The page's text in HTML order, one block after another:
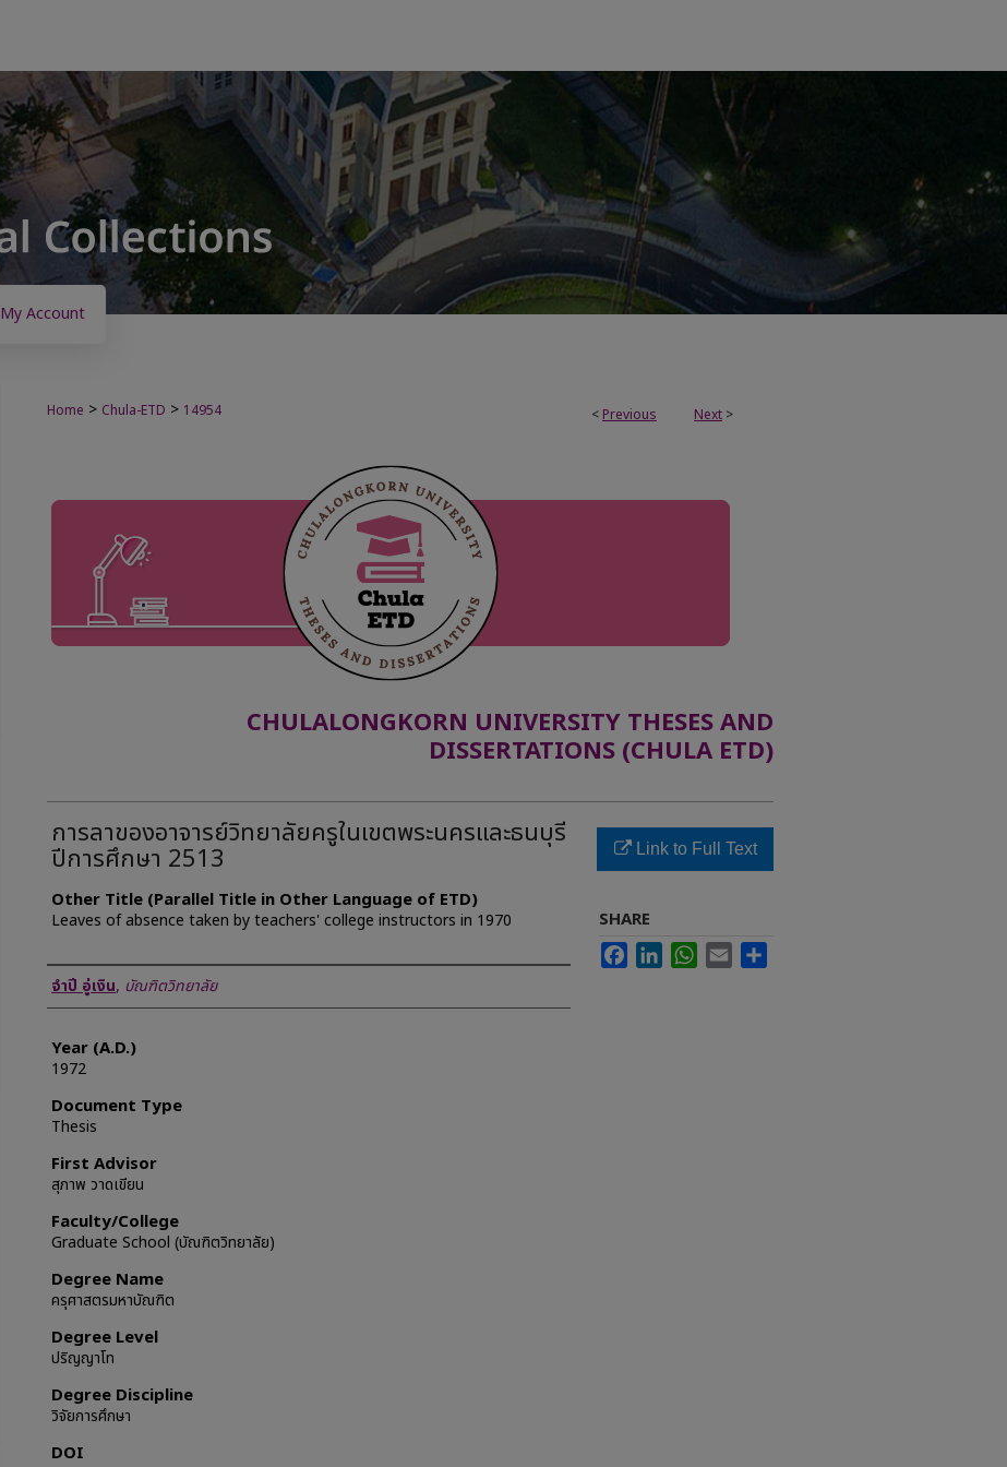
My Account
< Previous Next >
Home > Chula-ETD > 14954
CHULALONGKORN UNIVERSITY THESES AND
DISSERTATIONS (CHULA ETD)
การลาของอาจารย์วิทยาลัยครูในเขตพระนครและธนบุรี
ปีการศึกษา 2513
Other Title (Parallel Title in Other Language of ETD)
Leaves of absence taken by teachers' college instructors in 1970
Author
จำปี อู่เงิน, บัณฑิตวิทยาลัย
Year (A.D.)
1972
Document Type
Thesis
First Advisor
สุภาพ วาดเขียน
Faculty/College
Graduate School (บัณฑิตวิทยาลัย)
Degree Name
ครุศาสตรมหาบัณฑิต
Degree Level
ปริญญาโท
Degree Discipline
วิจัยการศึกษา
DOI
Link to Full Text
SHARE
FacebookLinkedInWhatsApp
Email